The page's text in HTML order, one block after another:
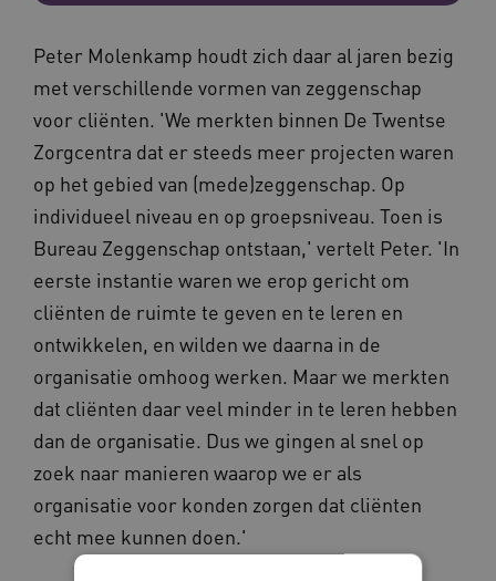
Peter Molenkamp houdt zich daar al jaren bezig
met verschillende vormen van zeggenschap
voor cliënten. 'We merkten binnen De Twentse
Zorgcentra dat er steeds meer projecten waren
op het gebied van (mede)zeggenschap. Op
individueel niveau en op groepsniveau. Toen is
Bureau Zeggenschap ontstaan,' vertelt Peter. 'In
eerste instantie waren we erop gericht om
cliënten de ruimte te geven en te leren en
ontwikkelen, en wilden we daarna in de
organisatie omhoog werken. Maar we merkten
dat cliënten daar veel minder in te leren hebben
dan de organisatie. Dus we gingen al snel op
zoek naar manieren waarop we er als
organisatie voor konden zorgen dat cliënten
echt mee kunnen doen.'